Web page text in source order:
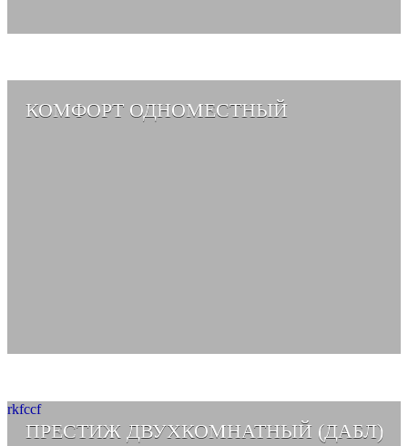
КОМФОРТ ОДНОМЕСТНЫЙ
ПРЕСТИЖ ДВУХКОМНАТНЫЙ (ДАБЛ)
rkfccf